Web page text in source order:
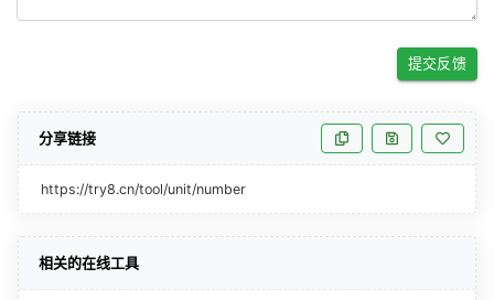
提交反馈
分享链接
https://try8.cn/tool/unit/number
相关的在线工具